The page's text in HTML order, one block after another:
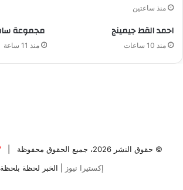
© حقوق النشر 2026، جميع الحقوق محفوظة |
إكستيرا نيوز
| الخبر لحظة بلحظة